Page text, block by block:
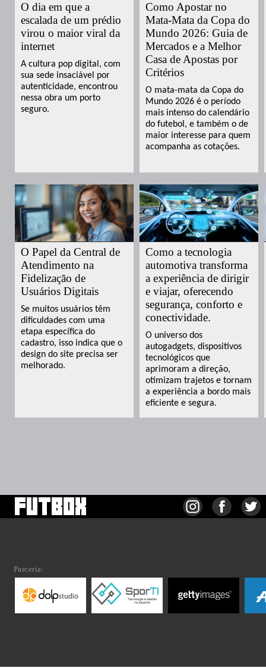
O dia em que a
escalada de um prédio
virou o maior viral da
internet
A cultura pop digital, com
sua sede insaciável por
autenticidade, encontrou
nessa obra um porto
seguro.
Como Apostar no
Mata-Mata da Copa do
Mundo 2026: Guia de
Mercados e a Melhor
Casa de Apostas por
Critérios
O mata-mata da Copa do
Mundo 2026 é o período
mais intenso do calendário
do futebol, e também o de
maior interesse para quem
acompanha as cotações.
O Papel da Central de
Atendimento na
Fidelização de
Usuários Digitais
Se muitos usuários têm
dificuldades com uma
etapa específica do
cadastro, isso indica que o
design do site precisa ser
melhorado.
Como a tecnologia
automotiva transforma
a experiência de dirigir
e viajar, oferecendo
segurança, conforto e
conectividade.
O universo dos
autogadgets, dispositivos
tecnológicos que
aprimoram a direção,
otimizam trajetos e tornam
a experiência a bordo mais
eficiente e segura.
Parceria: